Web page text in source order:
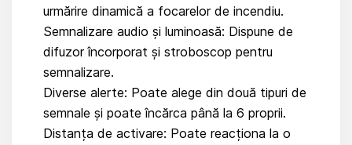
urmărire dinamică a focarelor de incendiu.
Semnalizare audio și luminoasă: Dispune de
difuzor încorporat și stroboscop pentru
semnalizare.
Diverse alerte: Poate alege din două tipuri de
semnale și poate încărca până la 6 proprii.
Distanța de activare: Poate reacționa la o